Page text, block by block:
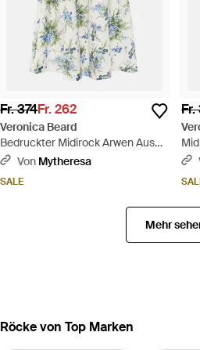
Fr. 374Fr. 262
Veronica Beard
Bedruckter Midirock Arwen Aus
Baumwolle - Weiß
Von Mytheresa
SALE
Fr.
Mehr
Röcke von Top Marken